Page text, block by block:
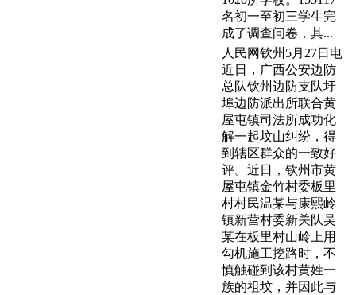
名初一至初三学生完
成了调查问卷，其...
人民网钦州5月27日电
近日，广西公安边防
总队钦州边防支队圩
埠边防派出所联合黄
屋屯镇司法所成功化
解一起坟山纠纷，得
到辖区群众的一致好
评。近日，钦州市黄
屋屯镇金竹村委板里
村村民温某与康熙岭
镇新营村委新关队吴
某在板里村山岭上用
勾机施工挖路时，不
慎触碰到该村黄姓一
族的祖坟，并因此与